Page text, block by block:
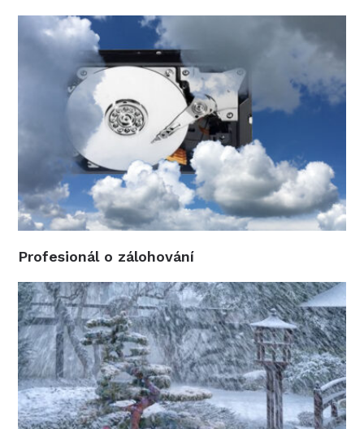
Profesionál o zálohování